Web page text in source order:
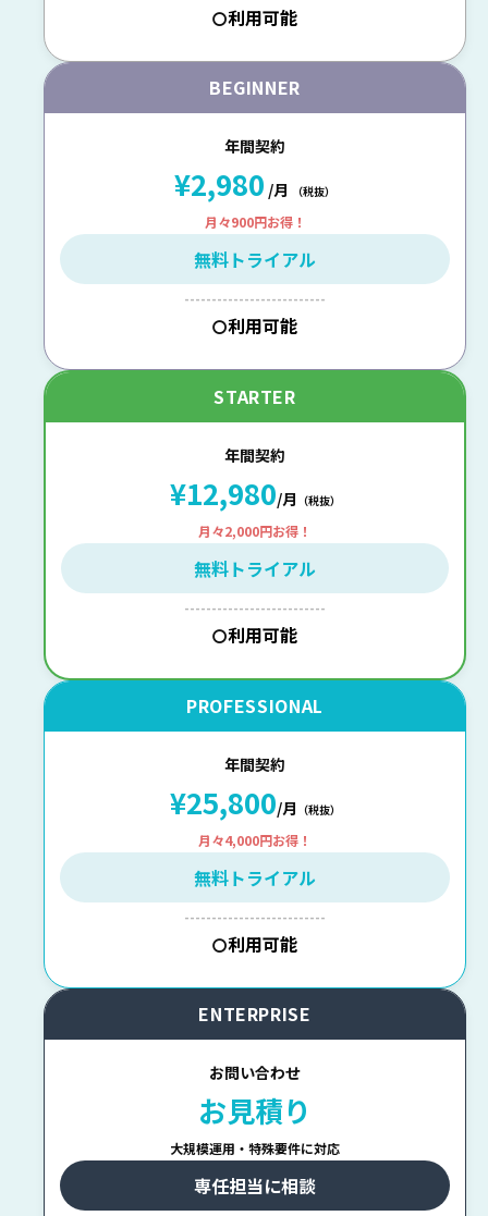
〇利用可能
BEGINNER
年間契約
¥2,980 /月 （税抜）
月々900円お得！
無料トライアル
--------------------------
〇利用可能
STARTER
年間契約
¥12,980/月 （税抜）
月々2,000円お得！
無料トライアル
--------------------------
〇利用可能
PROFESSIONAL
年間契約
¥25,800/月 （税抜）
月々4,000円お得！
無料トライアル
--------------------------
〇利用可能
ENTERPRISE
お問い合わせ
お見積り
大規模運用・特殊要件に対応
専任担当に相談